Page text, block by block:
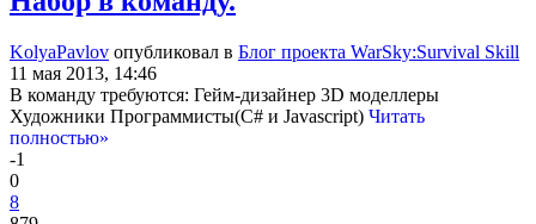
KolyaPavlov опубликовал в Блог проекта WarSky:Survival Skill
11 мая 2013, 14:46
В команду требуются: Гейм-дизайнер 3D моделлеры
Художники Программисты(C# и Javascript) Читать
полностью»
-1
0
8